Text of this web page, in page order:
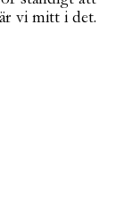
vi mitt i det.